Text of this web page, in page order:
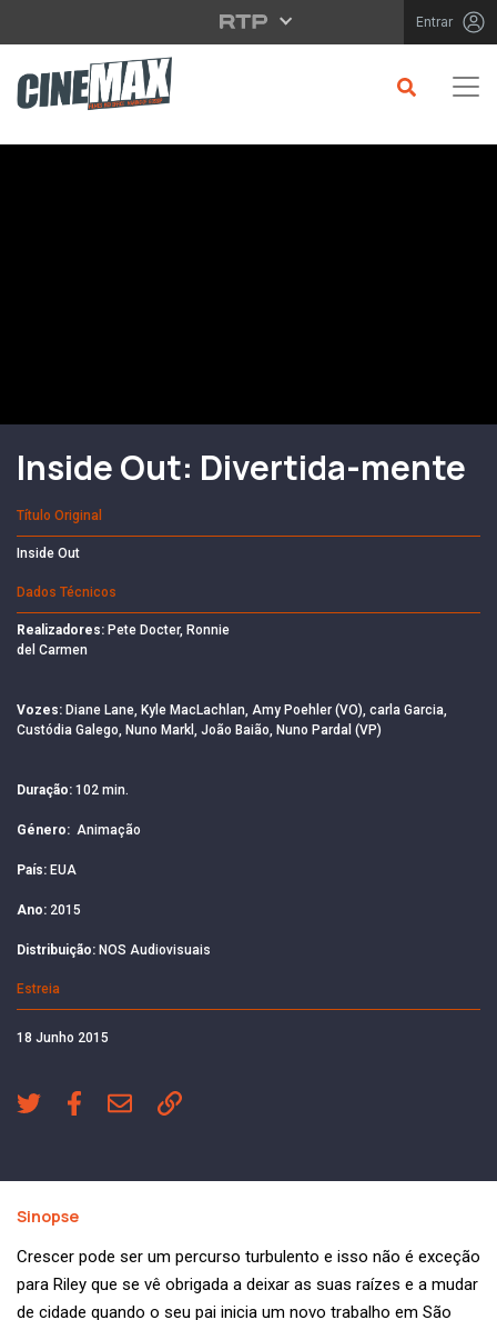
Saltar para o conteúdo principal Entrar
Filme em Cartaz
Inside Out: Divertida-mente
Título Original
Inside Out
Dados Técnicos
Realizadores: Pete Docter, Ronnie
del Carmen
Vozes: Diane Lane, Kyle MacLachlan, Amy Poehler (VO), carla Garcia,
Custódia Galego, Nuno Markl, João Baião, Nuno Pardal (VP)
Duração: 102 min.
Género: Animação
País: EUA
Ano: 2015
Distribuição: NOS Audiovisuais
Estreia
18 Junho 2015
Sinopse
Crescer pode ser um percurso turbulento e isso não é exceção
para Riley que se vê obrigada a deixar as suas raízes e a mudar
de cidade quando o seu pai inicia um novo trabalho em São